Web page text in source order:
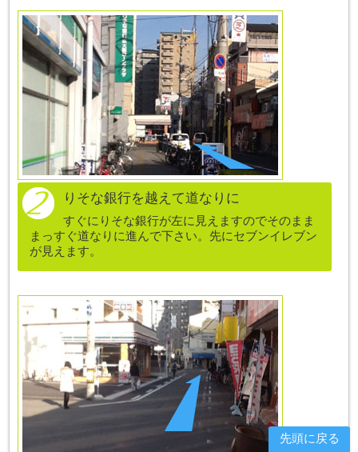
りそな銀行を越えて道なりに
すぐにりそな銀行が左に見えますのでそのまま
まっすぐ道なりに進んで下さい。先にセブンイレブン
が見えます。
先頭に戻る